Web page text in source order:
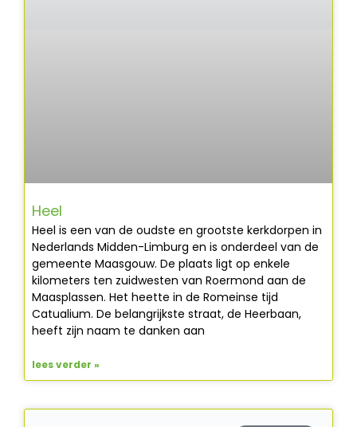
Heel
Heel is een van de oudste en grootste kerkdorpen in
Nederlands Midden-Limburg en is onderdeel van de
gemeente Maasgouw. De plaats ligt op enkele
kilometers ten zuidwesten van Roermond aan de
Maasplassen. Het heette in de Romeinse tijd
Catualium. De belangrijkste straat, de Heerbaan,
heeft zijn naam te danken aan
lees verder »